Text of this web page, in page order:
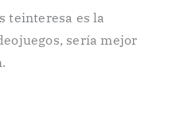
teinteresa es la
sería mejor